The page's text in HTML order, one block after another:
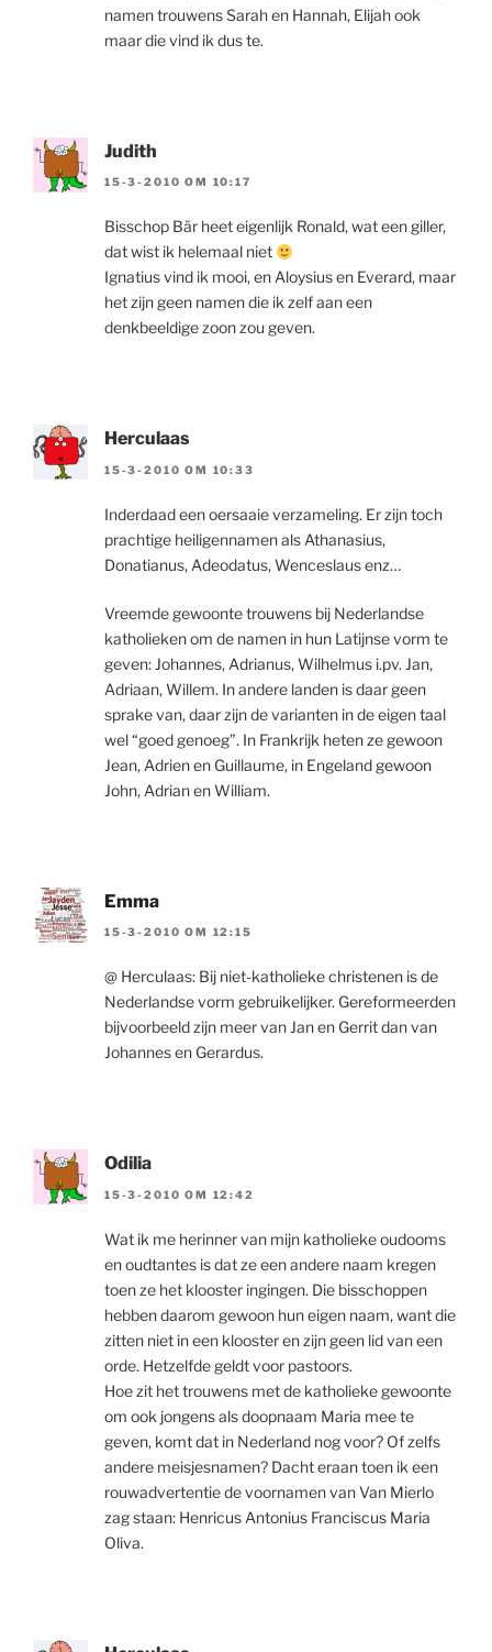
namen trouwens Sarah en Hannah, Elijah ook
maar die vind ik dus te.
Judith
15-3-2010 OM 10:17
Bisschop Bär heet eigenlijk Ronald, wat een giller,
dat wist ik helemaal niet
Ignatius vind ik mooi, en Aloysius en Everard, maar
het zijn geen namen die ik zelf aan een
denkbeeldige zoon zou geven.
Herculaas
15-3-2010 OM 10:33
Inderdaad een oersaaie verzameling. Er zijn toch
prachtige heiligennamen als Athanasius,
Donatianus, Adeodatus, Wenceslaus enz…
Vreemde gewoonte trouwens bij Nederlandse
katholieken om de namen in hun Latijnse vorm te
geven: Johannes, Adrianus, Wilhelmus i.pv. Jan,
Adriaan, Willem. In andere landen is daar geen
sprake van, daar zijn de varianten in de eigen taal
wel “goed genoeg”. In Frankrijk heten ze gewoon
Jean, Adrien en Guillaume, in Engeland gewoon
John, Adrian en William.
Emma
15-3-2010 OM 12:15
@ Herculaas: Bij niet-katholieke christenen is de
Nederlandse vorm gebruikelijker. Gereformeerden
bijvoorbeeld zijn meer van Jan en Gerrit dan van
Johannes en Gerardus.
Odilia
15-3-2010 OM 12:42
Wat ik me herinner van mijn katholieke oudooms
en oudtantes is dat ze een andere naam kregen
toen ze het klooster ingingen. Die bisschoppen
hebben daarom gewoon hun eigen naam, want die
zitten niet in een klooster en zijn geen lid van een
orde. Hetzelfde geldt voor pastoors.
Hoe zit het trouwens met de katholieke gewoonte
om ook jongens als doopnaam Maria mee te
geven, komt dat in Nederland nog voor? Of zelfs
andere meisjesnamen? Dacht eraan toen ik een
rouwadvertentie de voornamen van Van Mierlo
zag staan: Henricus Antonius Franciscus Maria
Oliva.